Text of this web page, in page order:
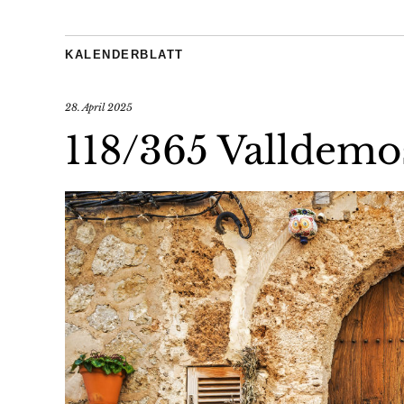
KALENDERBLATT
28. April 2025
118/365